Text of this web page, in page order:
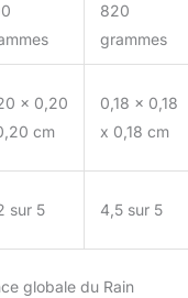
820
grammes
x 0,20
cm
0,18 x 0,18
x 0,18 cm
sur 5 4,5 sur 5
globale du Rain